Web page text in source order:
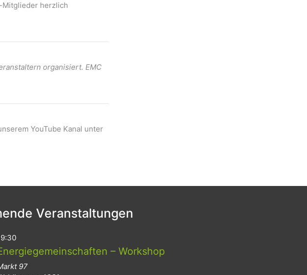
Mitglieder herzlich
organisiert. EMC
YouTube Kanal unter
Veranstaltungen
– Workshop
97